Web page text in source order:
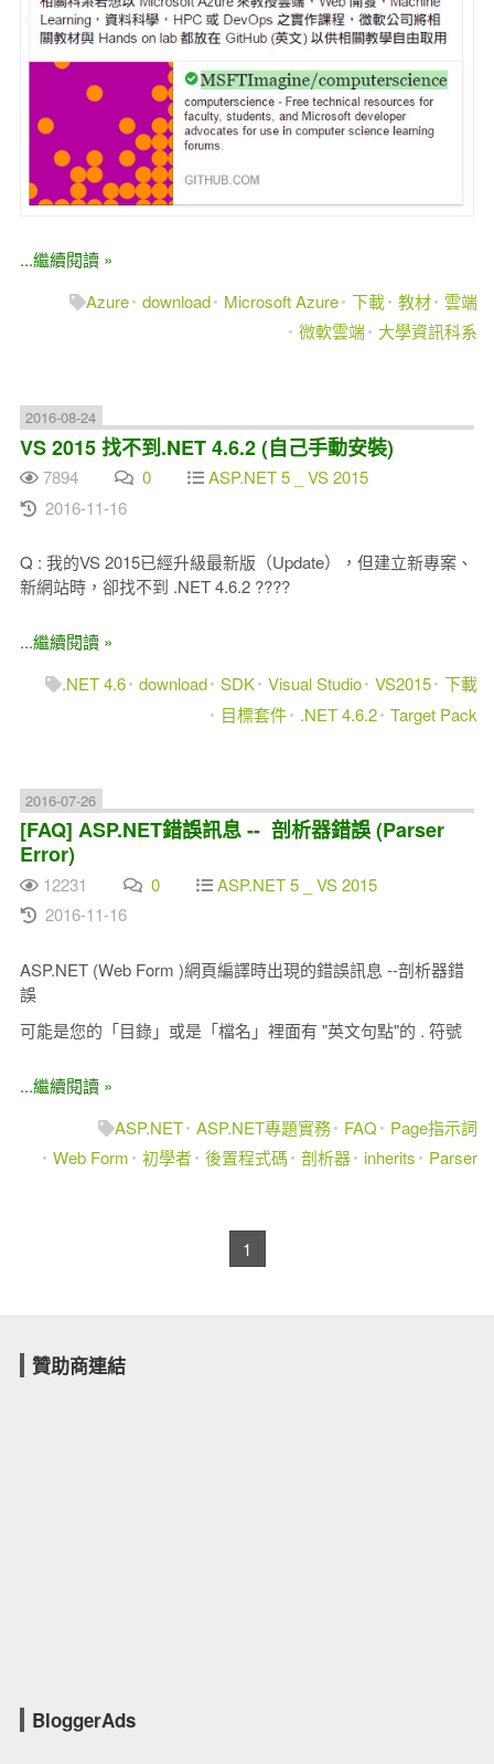
...繼續閱讀 »
Azure download Microsoft Azure 下載 教材 雲端
微軟雲端
大學資訊科系
2016-08-24
VS 2015 找不到.NET 4.6.2 (自己手動安裝)
7894 0
ASP.NET 5 _ VS 2015
2016-11-16
Q : 我的VS 2015已經升級最新版（Update），但建立新專案、
新網站時，卻找不到 .NET 4.6.2 ????
...繼續閱讀 »
.NET 4.6 download SDK Visual Studio VS2015 下載
目標套件
.NET 4.6.2 Target Pack
2016-07-26
[FAQ] ASP.NET錯誤訊息 -- 剖析器錯誤 (Parser
Error)
12231 0
ASP.NET 5 _ VS 2015
2016-11-16
ASP.NET (Web Form )網頁編譯時出現的錯誤訊息 --剖析器錯
誤
可能是您的「目錄」或是「檔名」裡面有 "英文句點"的 . 符號
...繼續閱讀 »
ASP.NET ASP.NET專題實務 FAQ
Page指示詞
Web Form
初學者 後置程式碼 剖析器 inherits Parser
1
贊助商連結
BloggerAds